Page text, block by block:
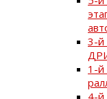
3-й
1-й
4-й